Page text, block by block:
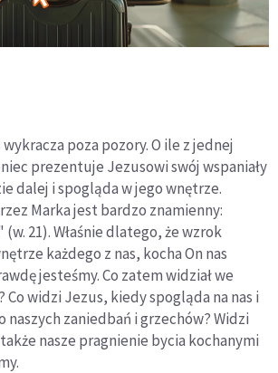
poza pozory. O ile z jednej
prezentuje Jezusowi swój wspaniały
dalej i spogląda w jego wnętrze.
Marka jest bardzo znamienny:
21). Właśnie dlatego, że wzrok
każdego z nas, kocha On nas
jesteśmy. Co zatem widział we
widzi Jezus, kiedy spogląda na nas i
naszych zaniedbań i grzechów? Widzi
także nasze pragnienie bycia kochanymi